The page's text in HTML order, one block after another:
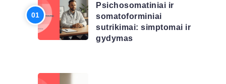
Psichosomatiniai ir
somatoforminiai
sutrikimai: simptomai ir
gydymas